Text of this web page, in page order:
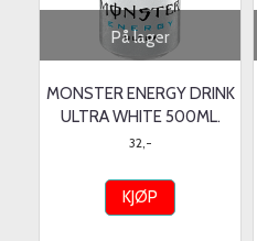
På lager
MONSTER ENERGY DRINK
ULTRA WHITE 500ML.
32,-
KJØP